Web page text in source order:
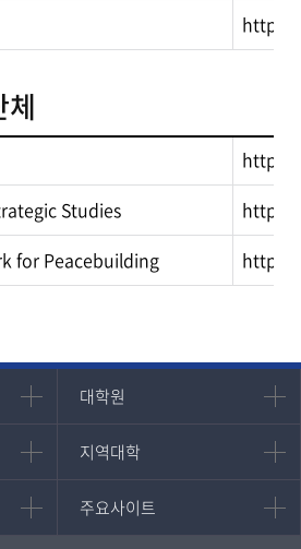
http://
체
http://
Studies
http://
for Peacebuilding
http://
대학원
대학원
대학원
경영대학원
지역대학
지역대학
지역대학 포털
서울지역대학
주요사이트
주요사이트
멘토링